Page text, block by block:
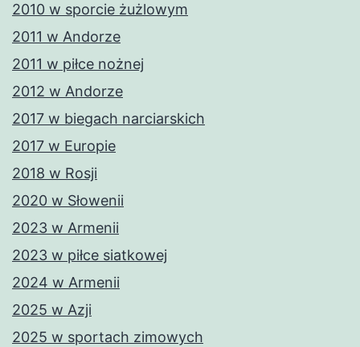
2010 w sporcie żużlowym
2011 w Andorze
2011 w piłce nożnej
2012 w Andorze
2017 w biegach narciarskich
2017 w Europie
2018 w Rosji
2020 w Słowenii
2023 w Armenii
2023 w piłce siatkowej
2024 w Armenii
2025 w Azji
2025 w sportach zimowych